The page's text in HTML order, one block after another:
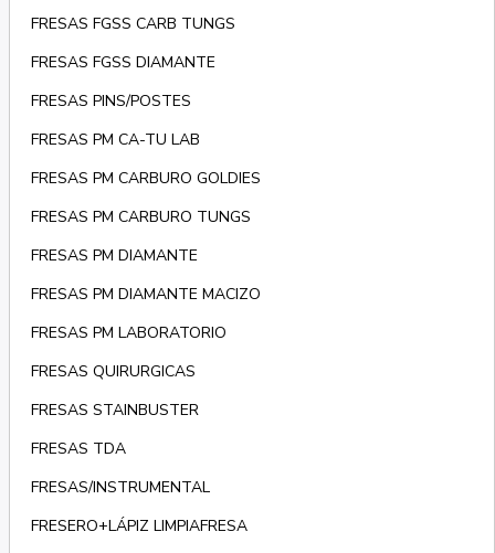
FRESAS FGSS CARB TUNGS
FRESAS FGSS DIAMANTE
FRESAS PINS/POSTES
FRESAS PM CA-TU LAB
FRESAS PM CARBURO GOLDIES
FRESAS PM CARBURO TUNGS
FRESAS PM DIAMANTE
FRESAS PM DIAMANTE MACIZO
FRESAS PM LABORATORIO
FRESAS QUIRURGICAS
FRESAS STAINBUSTER
FRESAS TDA
FRESAS/INSTRUMENTAL
FRESERO+LÁPIZ LIMPIAFRESA